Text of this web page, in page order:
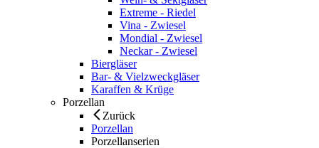
Extreme - Riedel
Vina - Zwiesel
Mondial - Zwiesel
Neckar - Zwiesel
Biergläser
Bar- & Vielzweckgläser
Karaffen & Krüge
Porzellan
Zurück
Porzellan
Porzellanserien